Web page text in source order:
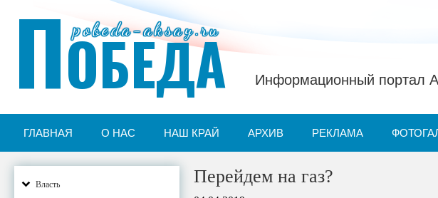
pobeda-aksay.ru
ПОБЕДА Информационный портал
ГЛАВНАЯ О НАС НАШ КРАЙ АРХИВ РЕКЛАМА
Власть Перейдем на газ?